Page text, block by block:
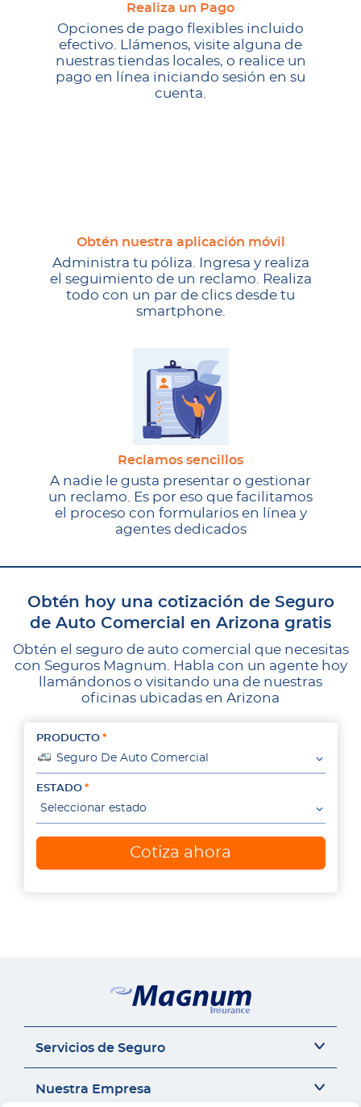
Realiza un Pago
Opciones de pago flexibles incluido
efectivo. Llámenos, visite alguna de
nuestras tiendas locales, o realice un
pago en línea iniciando sesión en su
cuenta.
Obtén nuestra aplicación móvil
Administra tu póliza. Ingresa y realiza
el seguimiento de un reclamo. Realiza
todo con un par de clics desde tu
smartphone.
Reclamos sencillos
A nadie le gusta presentar o gestionar
un reclamo. Es por eso que facilitamos
el proceso con formularios en línea y
agentes dedicados
Obtén hoy una cotización de Seguro
de Auto Comercial en Arizona gratis
Obtén el seguro de auto comercial que necesitas
con Seguros Magnum. Habla con un agente hoy
llamándonos o visitando una de nuestras
oficinas ubicadas en Arizona
PRODUCTO
Seguro De Auto Comercial
ESTADO
Seleccionar estado
Cotiza ahora
Servicios de Seguro
Seguro Sr22
Nuestra Empresa